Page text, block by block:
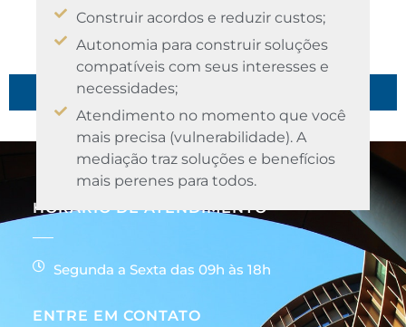
Construir acordos e reduzir custos;
Autonomia para construir soluções
compatíveis com seus interesses e
necessidades;
Atendimento no momento que você
mais precisa (vulnerabilidade). A
mediação traz soluções e benefícios
mais perenes para todos.
HORÁRIO DE ATENDIMENTO
Segunda a Sexta das 09h às 18h
ENTRE EM CONTATO